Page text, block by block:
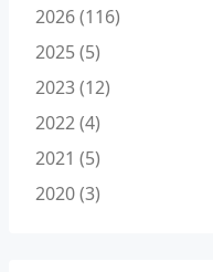
2026 (116)
2025 (5)
2023 (12)
2022 (4)
2021 (5)
2020 (3)